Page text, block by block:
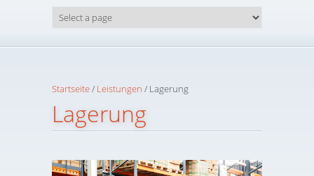
Startseite/ Leistungen / Lagerung
Lagerung